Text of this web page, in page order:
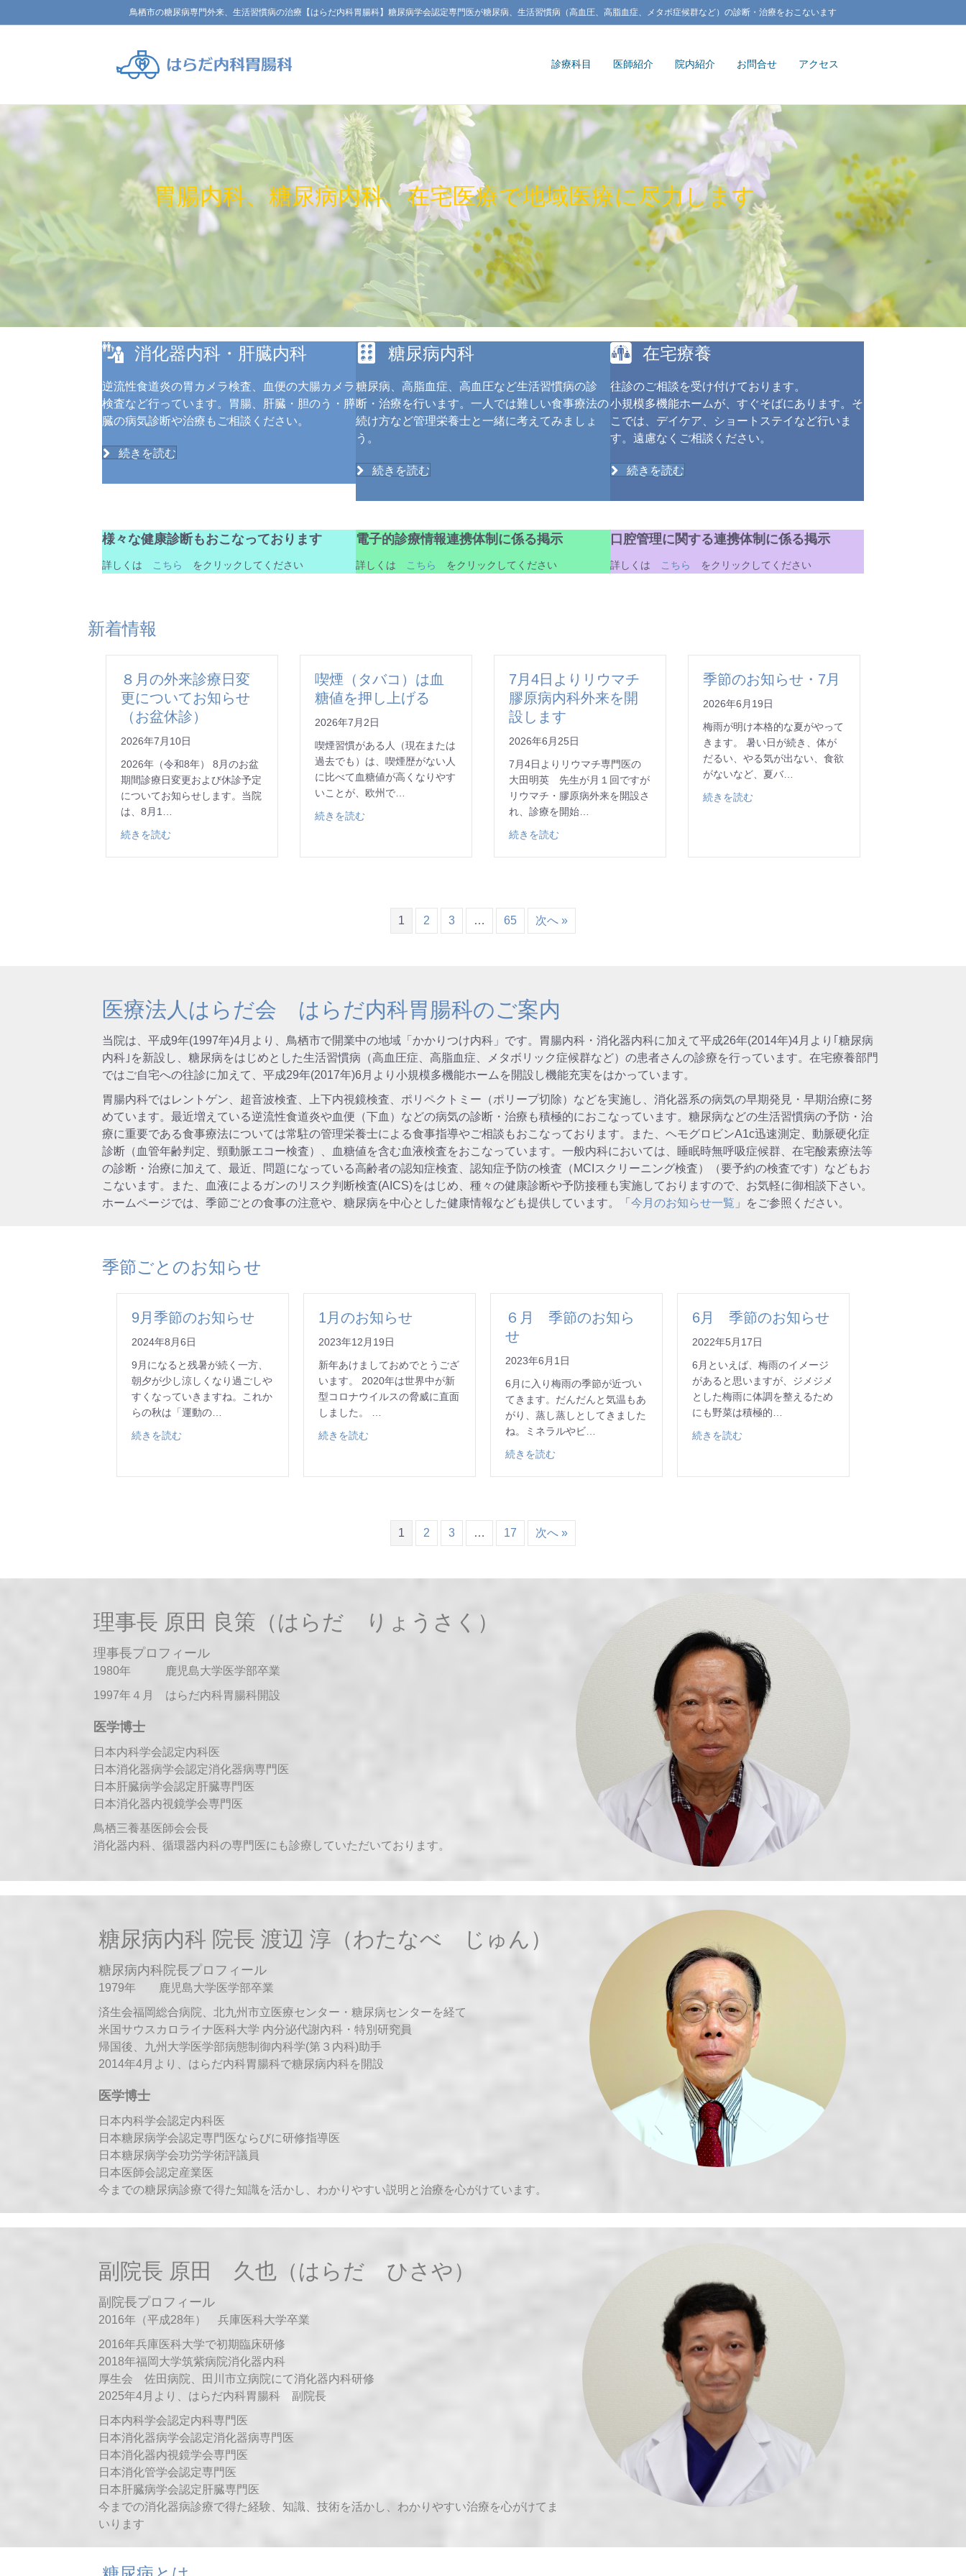
鳥栖市の糖尿病専門外来、生活習慣病の治療【はらだ内科胃腸科】糖尿病学会認定専門医が糖尿病、生活習慣病（高血圧、高脂血症、メタボ症候群など）の診断・治療をおこないます
診療科目 医師紹介 院内紹介 お問合せ アクセス
胃腸内科、糖尿病内科、在宅医療で地域医療に尽力します
消化器内科・肝臓内科
逆流性食道炎の胃カメラ検査、血便の大腸カメラ
検査など行っています。胃腸、肝臓・胆のう・膵
臓の病気診断や治療もご相談ください。
続きを読む
糖尿病内科
糖尿病、高脂血症、高血圧など生活習慣病の診
断・治療を行います。一人では難しい食事療法の
続け方など管理栄養士と一緒に考えてみましょ
う。
続きを読む
在宅療養
往診のご相談を受け付けております。
小規模多機能ホームが、すぐそばにあります。そ
こでは、デイケア、ショートステイなど行いま
す。遠慮なくご相談ください。
続きを読む
様々な健康診断もおこなっております
詳しくは こちら をクリックしてください
電子的診療情報連携体制に係る掲示
詳しくは こちら をクリックしてください
口腔管理に関する連携体制に係る掲示
詳しくは こちら をクリックしてください
新着情報
８月の外来診療日変
更についてお知らせ
（お盆休診）
2026年7月10日
2026年（令和8年） 8月のお盆
期間診療日変更および休診予定
についてお知らせします。当院
は、8月1…
続きを読む
喫煙（タバコ）は血
糖値を押し上げる
2026年7月2日
喫煙習慣がある人（現在または
過去でも）は、喫煙歴がない人
に比べて血糖値が高くなりやす
いことが、欧州で…
続きを読む about 喫煙（タバコ）は血糖値を押し上げる
7月4日よりリウマチ
膠原病内科外来を開
設します
2026年6月25日
7月4日よりリウマチ専門医の
大田明英 先生が月１回ですが
リウマチ・膠原病外来を開設さ
れ、診療を開始…
続きを読む
季節のお知らせ・7月
2026年6月19日
梅雨が明け本格的な夏がやって
きます。 暑い日が続き、体が
だるい、やる気が出ない、食欲
がないなど、夏バ…
続きを読む
1 2 3 … 65 次へ »
医療法人はらだ会 はらだ内科胃腸科のご案内
当院は、平成9年(1997年)4月より、鳥栖市で開業中の地域「かかりつけ内科」です。胃腸内科・消化器内科に加えて平成26年(2014年)4月より｢糖尿病
内科｣を新設し、糖尿病をはじめとした生活習慣病（高血圧症、高脂血症、メタボリック症候群など）の患者さんの診療を行っています。在宅療養部門
ではご自宅への往診に加えて、平成29年(2017年)6月より小規模多機能ホームを開設し機能充実をはかっています。
胃腸内科ではレントゲン、超音波検査、上下内視鏡検査、ポリペクトミー（ポリープ切除）などを実施し、消化器系の病気の早期発見・早期治療に努
めています。最近増えている逆流性食道炎や血便（下血）などの病気の診断・治療も積極的におこなっています。糖尿病などの生活習慣病の予防・治
療に重要である食事療法については常駐の管理栄養士による食事指導やご相談もおこなっております。また、ヘモグロビンA1c迅速測定、動脈硬化症
診断（血管年齢判定、頸動脈エコー検査）、血糖値を含む血液検査をおこなっています。一般内科においては、睡眠時無呼吸症候群、在宅酸素療法等
の診断・治療に加えて、最近、問題になっている高齢者の認知症検査、認知症予防の検査（MCIスクリーニング検査）（要予約の検査です）などもお
こないます。また、血液によるガンのリスク判断検査(AICS)をはじめ、種々の健康診断や予防接種も実施しておりますので、お気軽に御相談下さい。
ホームページでは、季節ごとの食事の注意や、糖尿病を中心とした健康情報なども提供しています。「 今月のお知らせ一覧 」をご参照ください。
季節ごとのお知らせ
9月季節のお知らせ
2024年8月6日
9月になると残暑が続く一方、
朝夕が少し涼しくなり過ごしや
すくなっていきますね。これか
らの秋は「運動の…
続きを読む
1月のお知らせ
2023年12月19日
新年あけましておめでとうござ
います。 2020年は世界中が新
型コロナウイルスの脅威に直面
しました。 …
続きを読む
６月 季節のお知ら
せ
2023年6月1日
6月に入り梅雨の季節が近づい
てきます。だんだんと気温もあ
がり、蒸し蒸しとしてきました
ね。ミネラルやビ…
続きを読む
6月 季節のお知らせ
2022年5月17日
6月といえば、梅雨のイメージ
があると思いますが、ジメジメ
とした梅雨に体調を整えるため
にも野菜は積極的…
続きを読む
1 2 3 … 17 次へ »
理事長 原田 良策（はらだ りょうさく）
理事長プロフィール
1980年 鹿児島大学医学部卒業
1997年４月 はらだ内科胃腸科開設
医学博士
日本内科学会認定内科医
日本消化器病学会認定消化器病専門医
日本肝臓病学会認定肝臓専門医
日本消化器内視鏡学会専門医
鳥栖三養基医師会会長
消化器内科、循環器内科の専門医にも診療していただいております。
糖尿病内科 院長 渡辺 淳（わたなべ じゅん）
糖尿病内科院長プロフィール
1979年 鹿児島大学医学部卒業
済生会福岡総合病院、北九州市立医療センター・糖尿病センターを経て
米国サウスカロライナ医科大学 内分泌代謝內科・特別研究員
帰国後、九州大学医学部病態制御内科学(第３内科)助手
2014年4月より、はらだ内科胃腸科で糖尿病内科を開設
医学博士
日本内科学会認定内科医
日本糖尿病学会認定専門医ならびに研修指導医
日本糖尿病学会功労学術評議員
日本医師会認定産業医
今までの糖尿病診療で得た知識を活かし、わかりやすい説明と治療を心がけています。
副院長 原田 久也（はらだ ひさや）
副院長プロフィール
2016年（平成28年） 兵庫医科大学卒業
2016年兵庫医科大学で初期臨床研修
2018年福岡大学筑紫病院消化器内科
厚生会 佐田病院、田川市立病院にて消化器内科研修
2025年4月より、はらだ内科胃腸科 副院長
日本内科学会認定内科専門医
日本消化器病学会認定消化器病専門医
日本消化器内視鏡学会専門医
日本消化管学会認定専門医
日本肝臓病学会認定肝臓専門医
今までの消化器病診療で得た経験、知識、技術を活かし、わかりやすい治療を心がけてま
いります